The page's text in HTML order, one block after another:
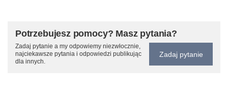
Potrzebujesz pomocy? Masz pytania?
Zadaj pytanie a my odpowiemy niezwłocznie,
najciekawsze pytania i odpowiedzi publikując
dla innych.
Zadaj pytanie